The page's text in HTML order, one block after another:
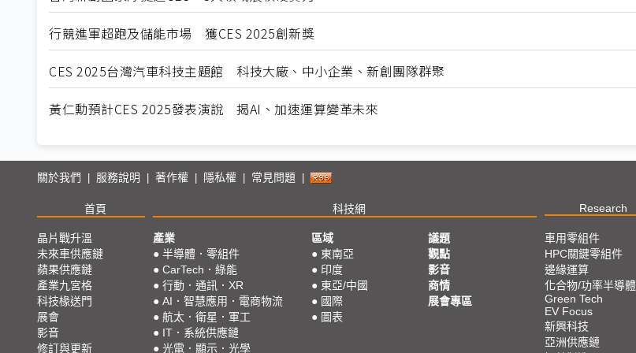
行競進軍超跑及儲能市場 獲CES 2025創新獎
CES 2025台灣汽車科技主題館 科技大廠、中小企業、新創團隊群聚
黃仁勳預計CES 2025發表演說 揭AI、加速運算變革未來
關於我們 服務說明 著作權 隱私權 常見問題
首頁 科技網 Research
晶片戰升溫
未來車供應鏈
蘋果供應鏈
產業九宮格
科技椽送門
展會
影音
修訂與更新
產業
● 半導體．零組件
● CarTech．綠能
● 行動．通訊．XR
● AI．智慧應用．電商物流
● 航太．衛星．軍工
● IT．系統供應鏈
● 光電．顯示．光學
區域
● 東南亞
● 印度
● 東亞/中國
● 國際
● 圖表
議題
觀點
影音
商情
展會專區
車用零組件
HPC關鍵零組件
邊緣運算
化合物/功率半導體
Green Tech
EV Focus
新興科技
亞洲供應鏈